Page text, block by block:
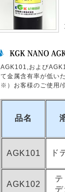
AGK101,および
て金属含有率が低い
※）お客様のご使用/
品名
AGK101 ド
AGK102
テ
デ